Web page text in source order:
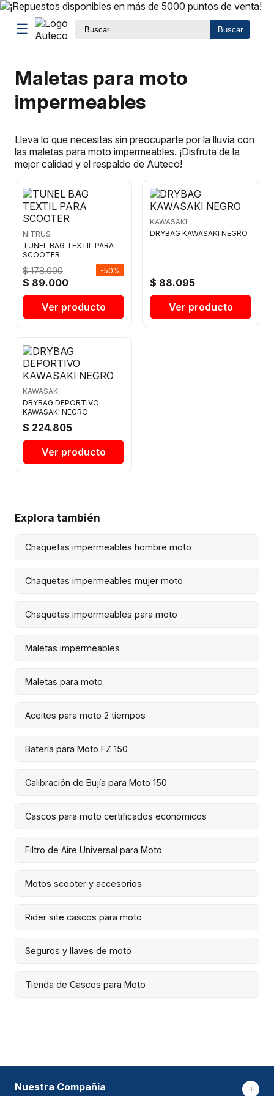
☰ Buscar
Maletas para moto
impermeables
Lleva lo que necesitas sin preocuparte por la lluvia con
las maletas para moto impermeables. ¡Disfruta de la
mejor calidad y el respaldo de Auteco!
NITRUS
TUNEL BAG TEXTIL PARA
SCOOTER
$ 178.000
$ 89.000
-50%
Ver producto
KAWASAKI
DRYBAG KAWASAKI NEGRO
$ 88.095
Ver producto
KAWASAKI
DRYBAG DEPORTIVO
KAWASAKI NEGRO
$ 224.805
Ver producto
Explora también
Chaquetas impermeables hombre moto
Chaquetas impermeables mujer moto
Chaquetas impermeables para moto
Maletas impermeables
Maletas para moto
Aceites para moto 2 tiempos
Batería para Moto FZ 150
Calibración de Bujía para Moto 150
Cascos para moto certificados económicos
Filtro de Aire Universal para Moto
Motos scooter y accesorios
Rider site cascos para moto
Seguros y llaves de moto
Tienda de Cascos para Moto
Nuestra Compañia +